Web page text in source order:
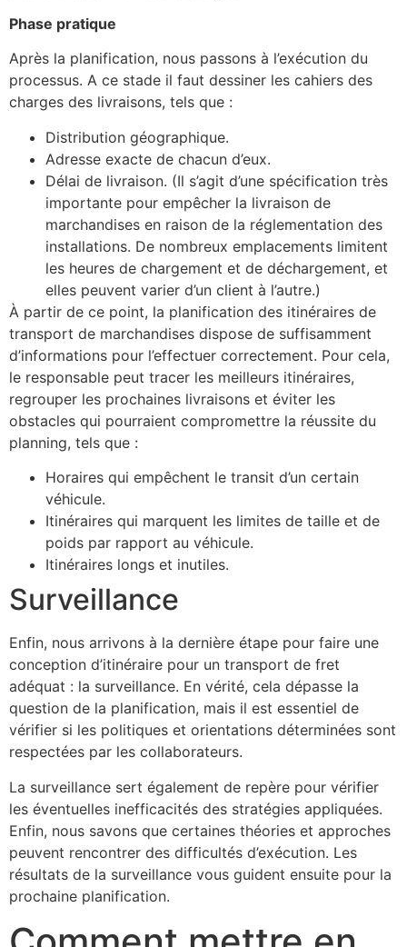
Phase pratique
Après la planification, nous passons à l’exécution du
processus. A ce stade il faut dessiner les cahiers des
charges des livraisons, tels que :
Distribution géographique.
Adresse exacte de chacun d’eux.
Délai de livraison. (Il s’agit d’une spécification très
importante pour empêcher la livraison de
marchandises en raison de la réglementation des
installations. De nombreux emplacements limitent
les heures de chargement et de déchargement, et
elles peuvent varier d’un client à l’autre.)
À partir de ce point, la planification des itinéraires de
transport de marchandises dispose de suffisamment
d’informations pour l’effectuer correctement. Pour cela,
le responsable peut tracer les meilleurs itinéraires,
regrouper les prochaines livraisons et éviter les
obstacles qui pourraient compromettre la réussite du
planning, tels que :
Horaires qui empêchent le transit d’un certain
véhicule.
Itinéraires qui marquent les limites de taille et de
poids par rapport au véhicule.
Itinéraires longs et inutiles.
Surveillance
Enfin, nous arrivons à la dernière étape pour faire une
conception d’itinéraire pour un transport de fret
adéquat : la surveillance. En vérité, cela dépasse la
question de la planification, mais il est essentiel de
vérifier si les politiques et orientations déterminées sont
respectées par les collaborateurs.
La surveillance sert également de repère pour vérifier
les éventuelles inefficacités des stratégies appliquées.
Enfin, nous savons que certaines théories et approches
peuvent rencontrer des difficultés d’exécution. Les
résultats de la surveillance vous guident ensuite pour la
prochaine planification.